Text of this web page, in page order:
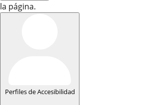
la página.
Perfiles de Accesibilidad